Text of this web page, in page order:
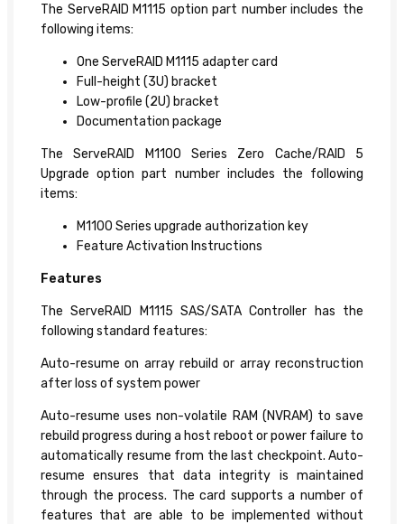
The ServeRAID M1115 option part number includes the
following items:
One ServeRAID M1115 adapter card
Full-height (3U) bracket
Low-profile (2U) bracket
Documentation package
The ServeRAID M1100 Series Zero Cache/RAID 5
Upgrade option part number includes the following
items:
M1100 Series upgrade authorization key
Feature Activation Instructions
Features
The ServeRAID M1115 SAS/SATA Controller has the
following standard features:
Auto-resume on array rebuild or array reconstruction
after loss of system power
Auto-resume uses non-volatile RAM (NVRAM) to save
rebuild progress during a host reboot or power failure to
automatically resume from the last checkpoint. Auto-
resume ensures that data integrity is maintained
through the process. The card supports a number of
features that are able to be implemented without